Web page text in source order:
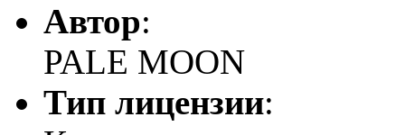
Автор:
PALE MOON
Тип лицензии: